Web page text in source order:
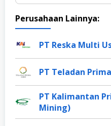
Perusahaan Lainnya:
PT Reska Multi
PT Teladan
PT Kalimantan
Mining)